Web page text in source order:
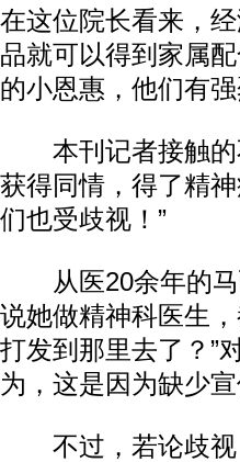
在这位院长看来，
品就可以得到家属
的小恩惠，他们有
本刊记者接触的
获得同情，得了精
们也受歧视！”
从医20余年的马
说她做精神科医生
打发到那里去了？”
为，这是因为缺少
不过，若论歧视